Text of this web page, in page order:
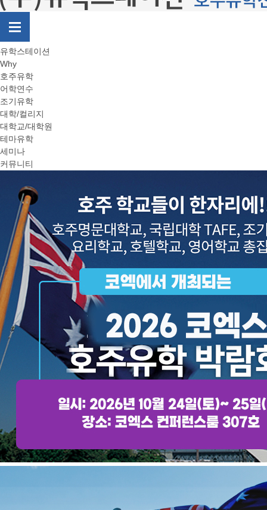
유학스테이션
Why
호주유학
어학연수
조기유학
대학/컬리지
대학교/대학원
테마유학
세미나
커뮤니티